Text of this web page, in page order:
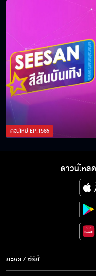
ตอนใหม่EP.1565
ดาวน์โหลด
ละคร / ซีรีส์
ละคร/ซีรีส์